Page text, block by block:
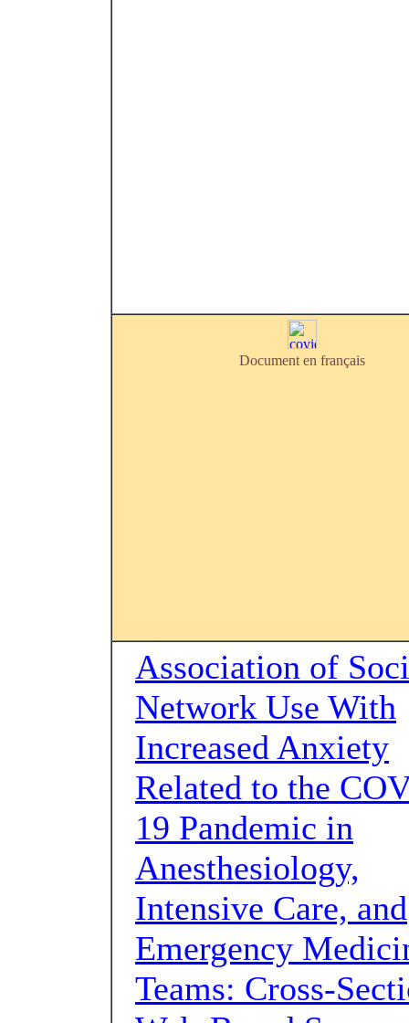
Document en français
Association of
Network Use With
Increased Anxiety
Related to the
19 Pandemic in
Anesthesiology,
Intensive Care, and
Emergency
Teams: Cross-